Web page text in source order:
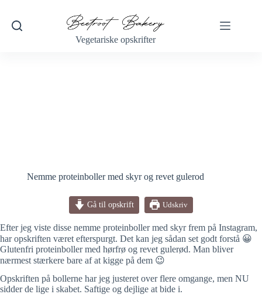
indhold
Vegetariske opskrifter
Nemme proteinboller med skyr og revet gulerod
Gå til opskrift Udskriv
Efter jeg viste disse nemme proteinboller med skyr frem på Instagram,
har opskriften været efterspurgt. Det kan jeg sådan set godt forstå 😀
Glutenfri proteinboller med hørfrø og revet gulerød. Man bliver
nærmest stærkere bare af at kigge på dem 😉
Opskriften på bollerne har jeg justeret over flere omgange, men NU
sidder de lige i skabet. Saftige og dejlige at bide i.